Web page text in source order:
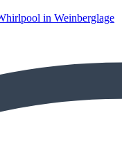
in Weinberglage